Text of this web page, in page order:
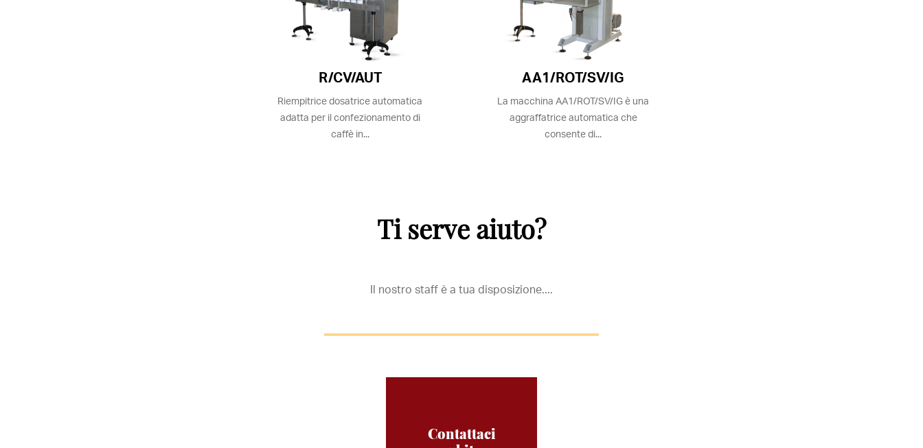
R/CV/AUT
Riempitrice dosatrice automatica
adatta per il confezionamento di
caffè in...
AA1/ROT/SV/IG
La macchina AA1/ROT/SV/IG è una
aggraffatrice automatica che
consente di...
Ti serve aiuto?
Il nostro staff è a tua disposizione....
Contattaci